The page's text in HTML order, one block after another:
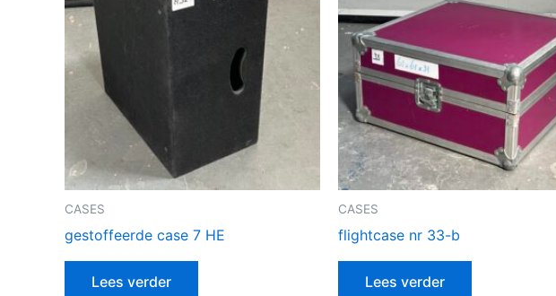
CASES
gestoffeerde case 7 HE
Lees verder
CASES
flightcase nr 33-b
Lees verder